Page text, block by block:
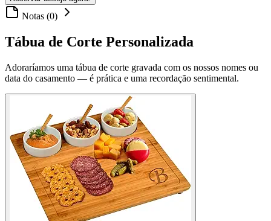
Notas (0)
Tábua de Corte Personalizada
Adoraríamos uma tábua de corte gravada com os nossos nomes ou
data do casamento — é prática e uma recordação sentimental.